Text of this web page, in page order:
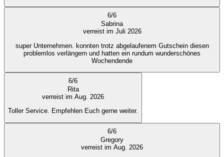
6/6
Sabrina
verreist im Juli 2026
super Unternehmen. konnten trotz abgelaufenem Gutschein diesen
problemlos verlängern und hatten ein rundum wunderschönes
Wochendende
6/6
Rita
verreist im Aug. 2026
Toller Service. Empfehlen Euch gerne weiter.
6/6
Gregory
verreist im Aug. 2026